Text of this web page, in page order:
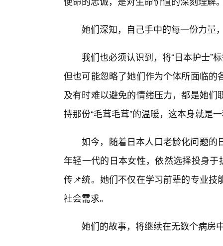
她们深知，自己手中的每一份力量
我们也必须认识到，将“日本护士”
但也可能忽略了她们作为个体所面临
及有时难以避免的情绪压力，都是她
持那份“毛茸毛茸”的温暖，这本身就是
如今，随着日本人口老龄化问题的
年轻一代的日本女性，依然选择投身
传📌统。她们不仅在学习前辈的专业
社会需求。
她们的故事，将继续在无数个病房